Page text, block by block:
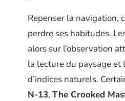
Repenser la navigation,
perdre ses habitudes.
alors sur l’observation
la lecture du paysage et
d’indices naturels.
N-13, The Crooked